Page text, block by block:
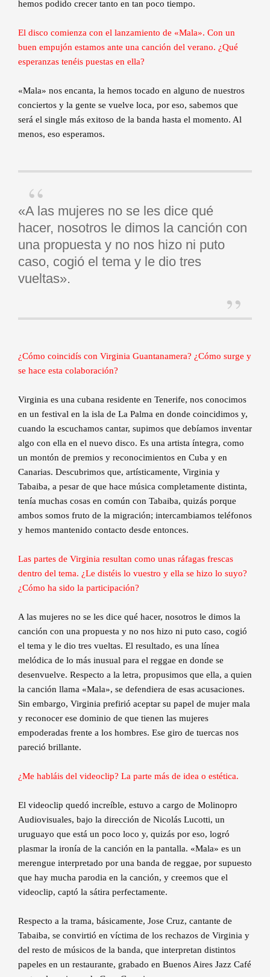
hemos podido crecer tanto en tan poco tiempo.
El disco comienza con el lanzamiento de «Mala». Con un
buen empujón estamos ante una canción del verano. ¿Qué
esperanzas tenéis puestas en ella?
«Mala» nos encanta, la hemos tocado en alguno de nuestros
conciertos y la gente se vuelve loca, por eso, sabemos que
será el single más exitoso de la banda hasta el momento. Al
menos, eso esperamos.
«A las mujeres no se les dice qué
hacer, nosotros le dimos la canción con
una propuesta y no nos hizo ni puto
caso, cogió el tema y le dio tres
vueltas».
¿Cómo coincidís con Virginia Guantanamera? ¿Cómo surge y
se hace esta colaboración?
Virginia es una cubana residente en Tenerife, nos conocimos
en un festival en la isla de La Palma en donde coincidimos y,
cuando la escuchamos cantar, supimos que debíamos inventar
algo con ella en el nuevo disco. Es una artista íntegra, como
un montón de premios y reconocimientos en Cuba y en
Canarias. Descubrimos que, artísticamente, Virginia y
Tabaiba, a pesar de que hace música completamente distinta,
tenía muchas cosas en común con Tabaiba, quizás porque
ambos somos fruto de la migración; intercambiamos teléfonos
y hemos mantenido contacto desde entonces.
Las partes de Virginia resultan como unas ráfagas frescas
dentro del tema. ¿Le distéis lo vuestro y ella se hizo lo suyo?
¿Cómo ha sido la participación?
A las mujeres no se les dice qué hacer, nosotros le dimos la
canción con una propuesta y no nos hizo ni puto caso, cogió
el tema y le dio tres vueltas. El resultado, es una línea
melódica de lo más inusual para el reggae en donde se
desenvuelve. Respecto a la letra, propusimos que ella, a quien
la canción llama «Mala», se defendiera de esas acusaciones.
Sin embargo, Virginia prefirió aceptar su papel de mujer mala
y reconocer ese dominio de que tienen las mujeres
empoderadas frente a los hombres. Ese giro de tuercas nos
pareció brillante.
¿Me habláis del videoclip? La parte más de idea o estética.
El videoclip quedó increíble, estuvo a cargo de Molinopro
Audiovisuales, bajo la dirección de Nicolás Lucotti, un
uruguayo que está un poco loco y, quizás por eso, logró
plasmar la ironía de la canción en la pantalla. «Mala» es un
merengue interpretado por una banda de reggae, por supuesto
que hay mucha parodia en la canción, y creemos que el
videoclip, captó la sátira perfectamente.
Respecto a la trama, básicamente, Jose Cruz, cantante de
Tabaiba, se convirtió en víctima de los rechazos de Virginia y
del resto de músicos de la banda, que interpretan distintos
papeles en un restaurante, grabado en Buenos Aires Jazz Café